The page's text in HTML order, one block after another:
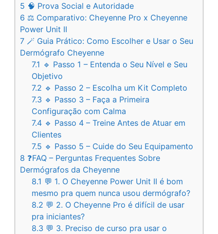
5 🧠 Prova Social e Autoridade
6 ⚖️ Comparativo: Cheyenne Pro x Cheyenne
Power Unit II
7 🪄 Guia Prático: Como Escolher e Usar o Seu
Dermógrafo Cheyenne
7.1 🔹 Passo 1 – Entenda o Seu Nível e Seu
Objetivo
7.2 🔹 Passo 2 – Escolha um Kit Completo
7.3 🔹 Passo 3 – Faça a Primeira
Configuração com Calma
7.4 🔹 Passo 4 – Treine Antes de Atuar em
Clientes
7.5 🔹 Passo 5 – Cuide do Seu Equipamento
8 ❓FAQ – Perguntas Frequentes Sobre
Dermógrafos da Cheyenne
8.1 💬 1. O Cheyenne Power Unit II é bom
mesmo pra quem nunca usou dermógrafo?
8.2 💬 2. O Cheyenne Pro é difícil de usar
pra iniciantes?
8.3 💬 3. Preciso de curso pra usar o